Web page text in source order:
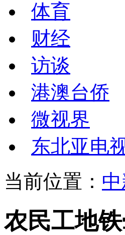
体育
财经
访谈
港澳台侨
微视界
东北亚电
当前位置：
农民工地